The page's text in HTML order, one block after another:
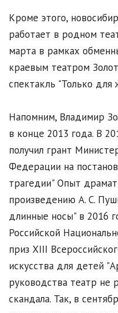
Кроме этого,
работает в родном
марта в рамках
краевым театром
спектакль "Только для
Напомним, Владимир
в конце 2013 года. В
получил грант
Федерации на
трагедии" Опыт
произведению А. С.
длинные носы" в 2016
Российской
приз XIII
искусства для детей
руководства театр не
скандала. Так, в